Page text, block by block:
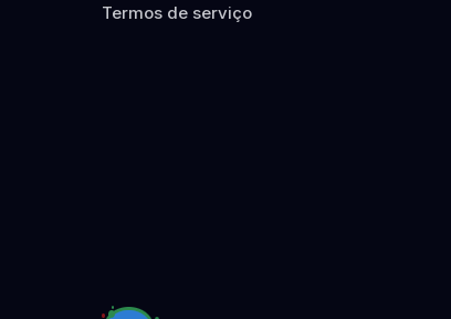
Termos de serviço